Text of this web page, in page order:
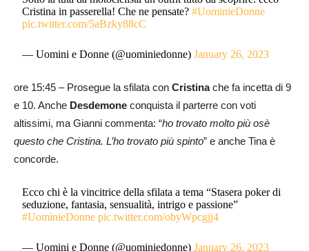
Cristina in passerella! Che ne pensate?#UominieDonne
pic.twitter.com/5aBzky88cC
— Uomini e Donne (@uominiedonne)January 26, 2023
ore 15:45 – Prosegue la sfilata con Cristinache fa incetta di 9
e 10. Anche Desdemone conquista il parterre con voti
altissimi, ma Gianni commenta: “ho trovato molto più osè
questo che Cristina. L’ho trovato più spinto” e anche Tina è
concorde.
Ecco chi è la vincitrice della sfilata a tema “Stasera poker di
seduzione, fantasia, sensualità, intrigo e passione”
#UominieDonne pic.twitter.com/obyWpcgjj4
— Uomini e Donne (@uominiedonne)January 26, 2023